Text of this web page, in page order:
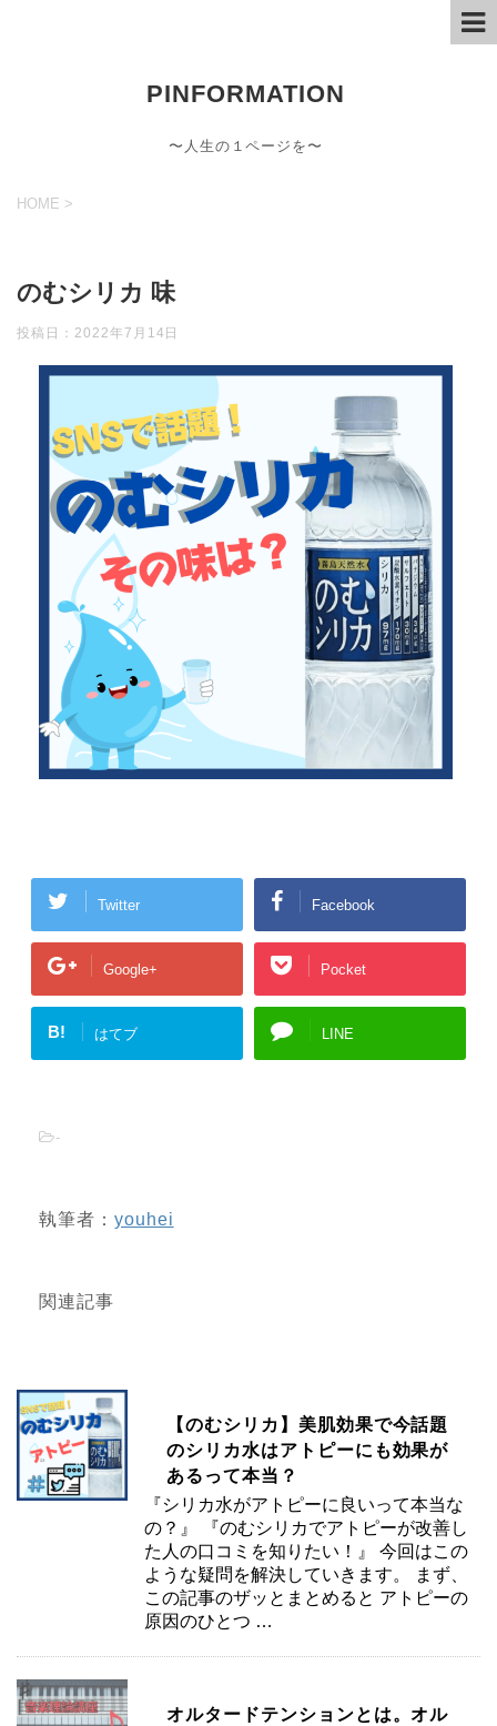
PINFORMATION
〜人生の１ページを〜
HOME >
のむシリカ 味
投稿日： 2022年7月14日
Twitter Facebook
Google+ Pocket
B! はてブ LINE
-
執筆者： youhei
関連記事
【のむシリカ】美肌効果で今話題
のシリカ水はアトピーにも効果が
あるって本当？
『シリカ水がアトピーに良いって本当な
の？』 『のむシリカでアトピーが改善し
た人の口コミを知りたい！』 今回はこの
ような疑問を解決していきます。 まず、
この記事のザッとまとめると アトピーの
原因のひとつ …
オルタードテンションとは。オル